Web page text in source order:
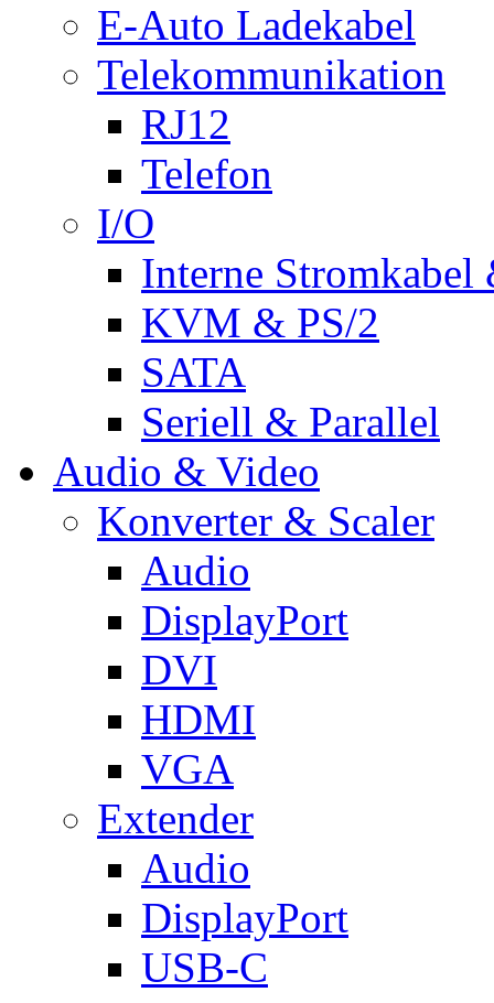
E-Auto Ladekabel
Telekommunikation
RJ12
Telefon
I/O
Interne Stromkabel
KVM & PS/2
SATA
Seriell & Parallel
Audio & Video
Konverter & Scaler
Audio
DisplayPort
DVI
HDMI
VGA
Extender
Audio
DisplayPort
USB-C